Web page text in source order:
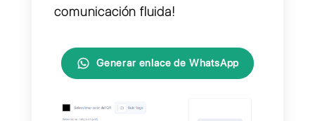
clientes. Al crear un enlace único
WhatsApp, puedes compartirlo en
sitios web, redes sociales o correos
electrónicos, permitiendo a los